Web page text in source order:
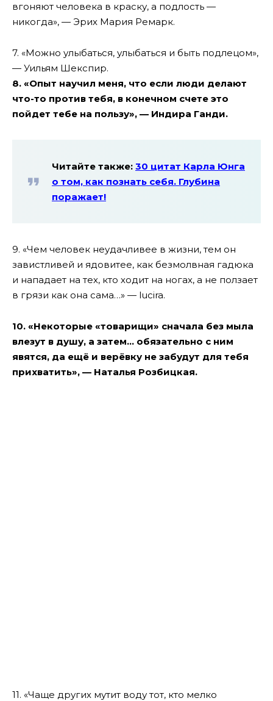
вгоняют человека в краску, а подлость —
никогда», — Эрих Мария Ремарк.
7. «Можно улыбаться, улыбаться и быть подлецом»,
— Уильям Шекспир.
8. «Опыт научил меня, что если люди делают
что-то против тебя, в конечном счете это
пойдет тебе на пользу», — Индира Ганди.
Читайте также: 30 цитат Карла Юнга
о том, как познать себя. Глубина
поражает!
9. «Чем человек неудачливее в жизни, тем он
завистливей и ядовитее, как безмолвная гадюка
и нападает на тех, кто ходит на ногах, а не ползает
в грязи как она сама…» — lucira.
10. «Некоторые «товарищи» сначала без мыла
влезут в душу, а затем… обязательно с ним
явятся, да ещё и верёвку не забудут для тебя
прихватить», — Наталья Розбицкая.
11. «Чаще других мутит воду тот, кто мелко